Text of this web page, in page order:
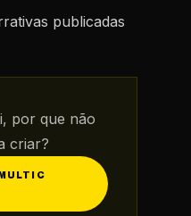
publicadas
por que não
criar?